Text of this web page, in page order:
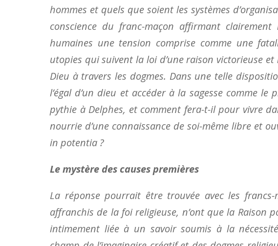
hommes et quels que soient les systèmes
conscience du franc-maçon affirmant
humaines une tension comprise comme une
utopies qui suivent la loi d’une raison victorieuse
Dieu à travers les dogmes. Dans une telle
l’égal d’un dieu et accéder à la sagesse comme
pythie à Delphes, et comment fera-t-il pour vivre
nourrie d’une connaissance de soi-même libre et
in potentia ?
Le mystère des causes premières
La réponse pourrait être trouvée avec les
affranchis de la foi religieuse, n’ont que la Raison
intimement liée à un savoir soumis à la